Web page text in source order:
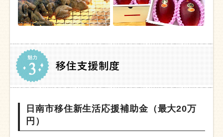
日南市移住新生活応援補助金（最大20万
円）